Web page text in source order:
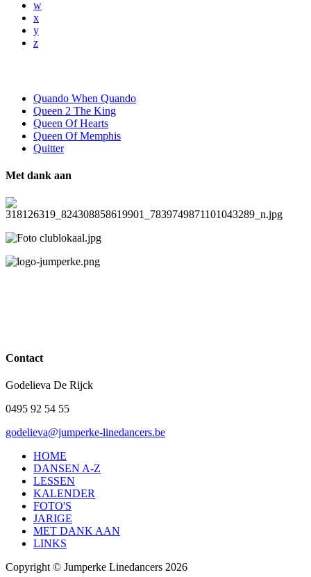
w
x
y
z
Quando When Quando
Queen 2 The King
Queen Of Hearts
Queen Of Memphis
Quitter
Met dank aan
Contact
Godelieva De Rijck
0495 92 54 55
godelieva@jumperke-linedancers.be
HOME
DANSEN A-Z
LESSEN
KALENDER
FOTO'S
JARIGE
MET DANK AAN
LINKS
Copyright © Jumperke Linedancers 2026